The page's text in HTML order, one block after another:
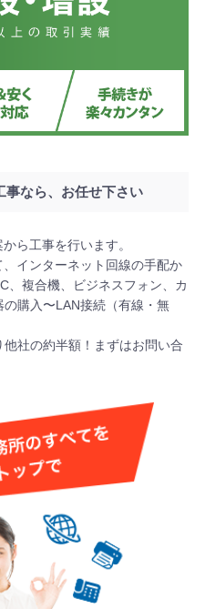
なら、お任せ下さい
ら工事を行います。
インターネット回線の手配か
、複合機、ビジネスフォン、カ
購入〜LAN接続（有線・無
社の約半額！まずはお問い合